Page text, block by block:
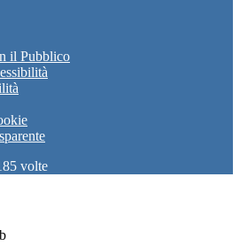
il Pubblico
volte